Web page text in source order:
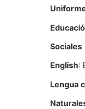
Sociales
English:
Lengua